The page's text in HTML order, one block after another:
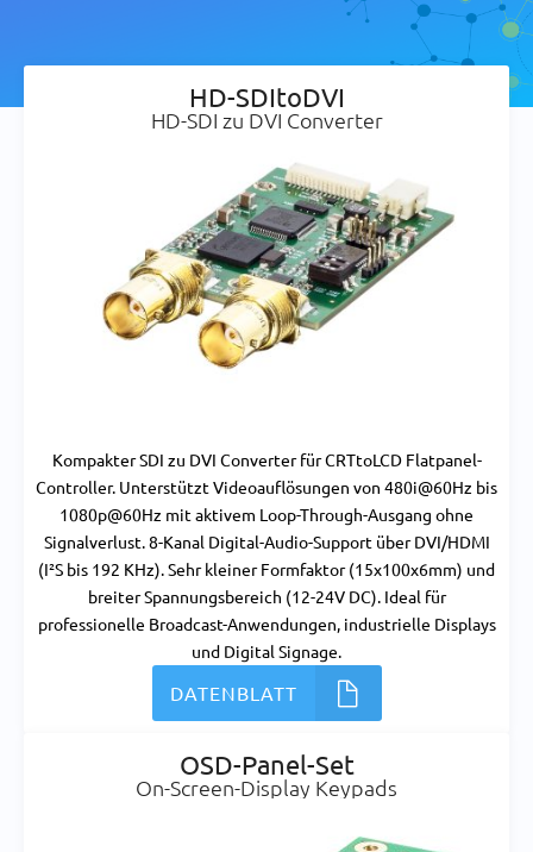
HD-SDItoDVI
HD-SDI zu DVI Converter
Kompakter SDI zu DVI Converter für CRTtoLCD Flatpanel-
Controller. Unterstützt Videoauflösungen von 480i@60Hz bis
1080p@60Hz mit aktivem Loop-Through-Ausgang ohne
Signalverlust. 8-Kanal Digital-Audio-Support über DVI/HDMI
(I²S bis 192 KHz). Sehr kleiner Formfaktor (15x100x6mm) und
breiter Spannungsbereich (12-24V DC). Ideal für
professionelle Broadcast-Anwendungen, industrielle Displays
und Digital Signage.
DATENBLATT
OSD-Panel-Set
On-Screen-Display Keypads